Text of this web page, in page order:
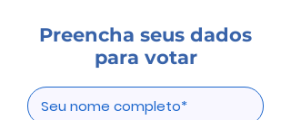
Preencha seus dados
para votar